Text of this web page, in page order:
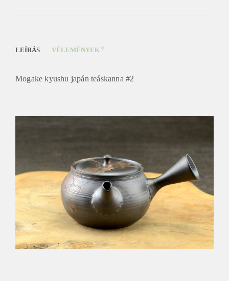
LEÍRÁS VÉLEMÉNYEK 0
Mogake kyushu japán teáskanna #2